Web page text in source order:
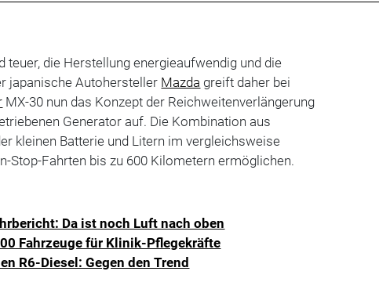
teuer, die Herstellung energieaufwendig und die
japanische Autohersteller Mazda greift daher bei
MX-30 nun das Konzept der Reichweitenverlängerung
Generator auf. Die Kombination aus
kleinen Batterie und Litern im vergleichsweise
Stop-Fahrten bis zu 600 Kilometern ermöglichen.
Da ist noch Luft nach oben
Fahrzeuge für Klinik-Pflegekräfte
R6-Diesel: Gegen den Trend